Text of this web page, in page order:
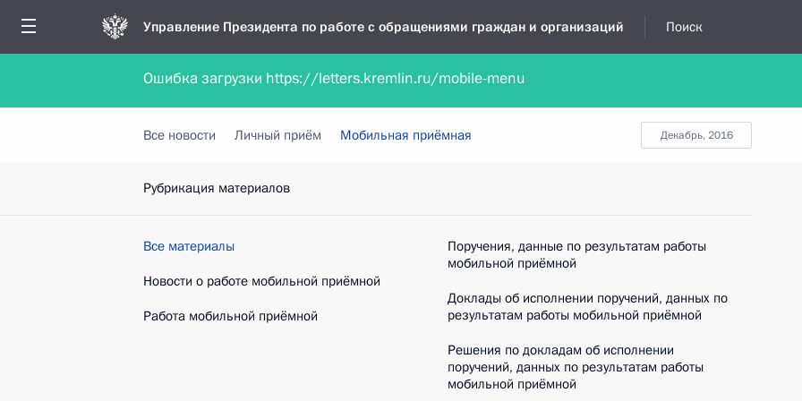
Управление Президента по работе с обращениями граждан и организаций Поиск
Обратиться в форме электронного документа Обратиться в устной форме
декабрь, 2016
Все новости Личный приём Мобильная приёмная
Рубрикация материалов
Все материалы
Новости о работе мобильной приёмной
Работа мобильной приёмной
Поручения, данные по результатам работы
мобильной приёмной
Доклады об исполнении поручений, данных по
результатам работы мобильной приёмной
Решения по докладам об исполнении
поручений, данных по результатам работы
мобильной приёмной
Ошибка загрузки https://letters.kremlin.ru/mobile-menu